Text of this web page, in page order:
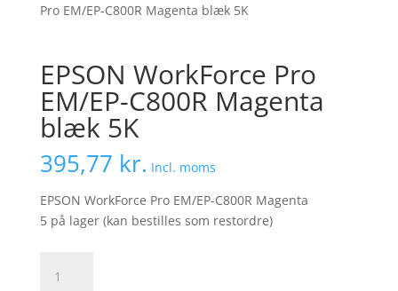
Pro EM/EP-C800R Magenta blæk 5K
EPSON WorkForce Pro
EM/EP-C800R Magenta
blæk 5K
395,77 kr. Incl. moms
EPSON WorkForce Pro EM/EP-C800R Magenta
5 på lager (kan bestilles som restordre)
WorkForce